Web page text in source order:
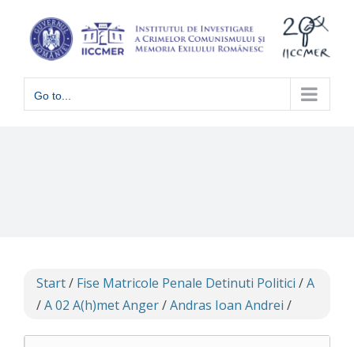
content
Go to...
Start/ Fise Matricole Penale Detinuti Politici /A
/A 02 A(h)met Anger/Andras Ioan Andrei /